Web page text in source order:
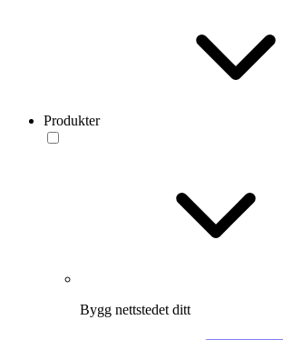
Produkter
Bygg nettstedet ditt